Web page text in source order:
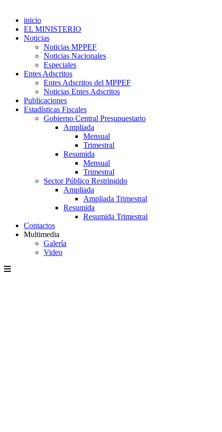
inicio
EL MINISTERIO
Noticias
Noticias MPPEF
Noticias Nacionales
Especiales
Entes Adscritos
Entes Adscritos del MPPEF
Noticias Entes Adscritos
Publicaciones
Estadísticas Fiscales
Gobierno Central Presupuestario
Ampliada
Mensual
Trimestral
Resumida
Mensual
Trimestral
Sector Público Restringido
Ampliada
Ampliada Trimestral
Resumida
Resumida Trimestral
Contactos
Multimedia
Galería
Video